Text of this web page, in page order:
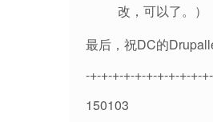
改，可以了。）
最后，祝DC的
-+-+-+-+-+-+-+-+-+-+-
150103